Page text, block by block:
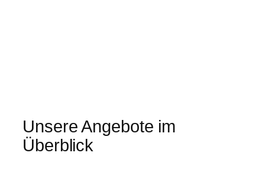
Unsere Angebote im
Überblick